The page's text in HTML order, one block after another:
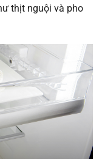
thịt nguội và pho